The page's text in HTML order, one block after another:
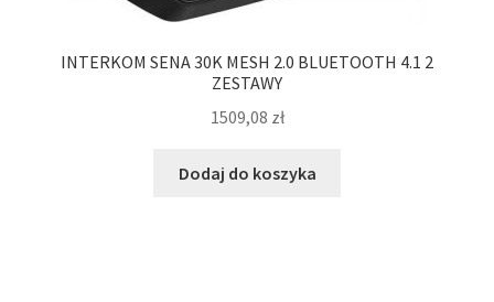
INTERKOM SENA 30K MESH 2.0 BLUETOOTH 4.1 2
ZESTAWY
1509,08 zł
Dodaj do koszyka